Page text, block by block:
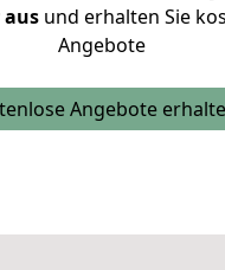
und erhalten Sie
Angebote
Angebote